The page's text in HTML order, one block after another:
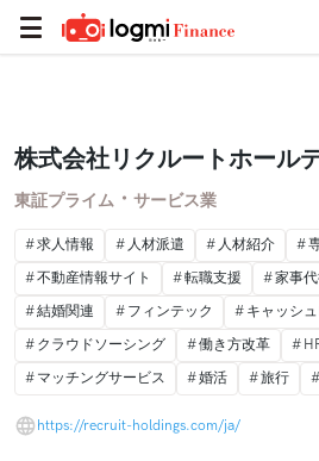
株式会社リクルートホール
東証プライム ・ サービス業
求人情報 人材派遣 人材紹介
不動産情報サイト
転職支援 家事
結婚関連
フィンテック
キャッシ
クラウドソーシング
働き方改革
マッチングサービス
婚活 旅行
https://recruit-holdings.com/ja/